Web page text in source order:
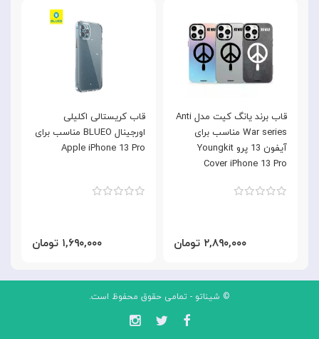
قاب کریستالی اکلیلی
اورجینال BLUEO مناسب برای
Apple iPhone 13 Pro
۱,۶۹۰,۰۰۰ تومان
قاب برند یانگ کیت مدل Anti
War series مناسب برای
آیفون 13 پرو Youngkit
Cover iPhone 13 Pro
۲,۸۹۰,۰۰۰ تومان
© شیناتو - تمامی حقوق محفوظ است.